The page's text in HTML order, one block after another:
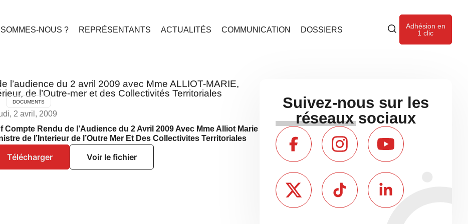
NOUS ? REPRÉSENTANTS ACTUALITÉS COMMUNICATION DOSSIERS
Adhésion en
1 clic
l’audience du 2 avril 2009 avec Mme ALLIOT-MARIE,
de l’Outre-mer et des Collectivités Territoriales
DOCUMENTS
2 avril, 2009
Compte Rendu de l’Audience du 2 Avril 2009 Avec Mme Alliot Marie
de l’Interieur de l’Outre Mer Et Des Collectivites Territoriales
Télécharger Voir le fichier
Suivez-nous sur les
réseaux sociaux